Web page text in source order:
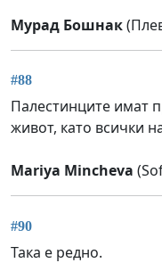
Мурад Бошнак
#88
Палестинците имат
живот, като всички
Mariya Mincheva
#90
Така е редно.